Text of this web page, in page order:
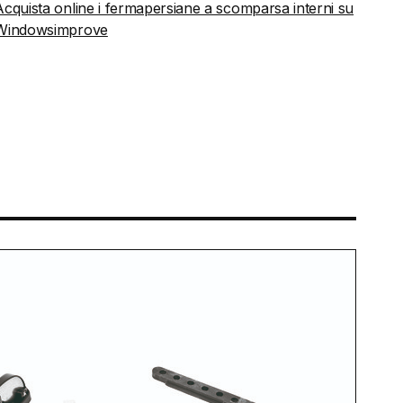
online i fermapersiane a scomparsa interni su